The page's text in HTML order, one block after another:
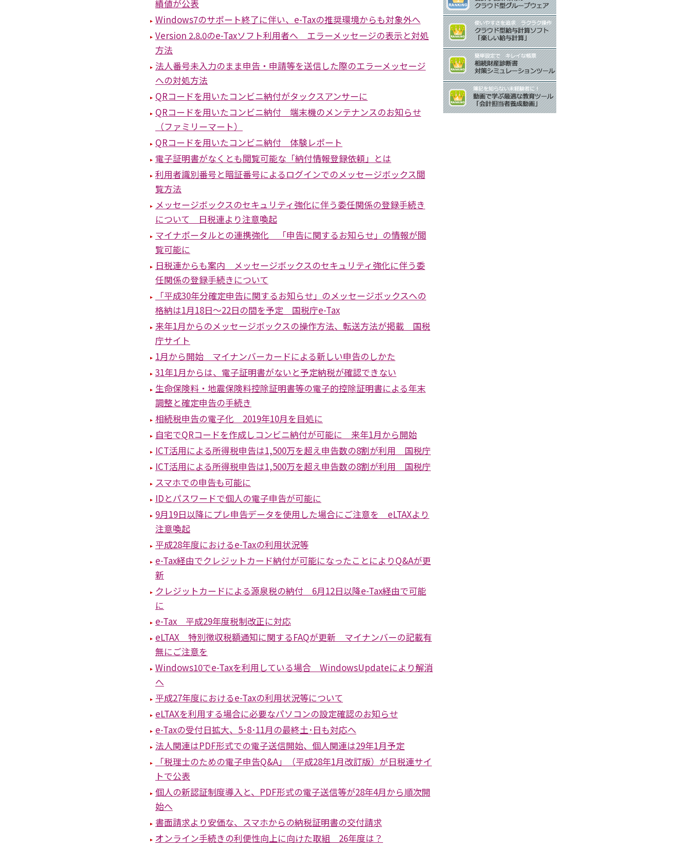
績値が公表
Windows7のサポート終了に伴い、e-Taxの推奨環境からも対象外へ
Version 2.8.0のe-Taxソフト利用者へ エラーメッセージの表示と対処
方法
法人番号未入力のまま申告・申請等を送信した際のエラーメッセージ
への対処方法
QRコードを用いたコンビニ納付がタックスアンサーに
QRコードを用いたコンビニ納付 端末機のメンテナンスのお知らせ
（ファミリーマート）
QRコードを用いたコンビニ納付 体験レポート
電子証明書がなくとも閲覧可能な「納付情報登録依頼」とは
利用者識別番号と暗証番号によるログインでのメッセージボックス閲
覧方法
メッセージボックスのセキュリティ強化に伴う委任関係の登録手続き
について 日税連より注意喚起
マイナポータルとの連携強化 「申告に関するお知らせ」の情報が閲
覧可能に
日税連からも案内 メッセージボックスのセキュリティ強化に伴う委
任関係の登録手続きについて
「平成30年分確定申告に関するお知らせ」のメッセージボックスへの
格納は1月18日～22日の間を予定 国税庁e-Tax
来年1月からのメッセージボックスの操作方法、転送方法が掲載 国税
庁サイト
1月から開始 マイナンバーカードによる新しい申告のしかた
31年1月からは、電子証明書がないと予定納税が確認できない
生命保険料・地震保険料控除証明書等の電子的控除証明書による年末
調整と確定申告の手続き
相続税申告の電子化 2019年10月を目処に
自宅でQRコードを作成しコンビニ納付が可能に 来年1月から開始
ICT活用による所得税申告は1,500万を超え申告数の8割が利用 国税庁
ICT活用による所得税申告は1,500万を超え申告数の8割が利用 国税庁
スマホでの申告も可能に
IDとパスワードで個人の電子申告が可能に
9月19日以降にプレ申告データを使用した場合にご注意を eLTAXより
注意喚起
平成28年度におけるe-Taxの利用状況等
e-Tax経由でクレジットカード納付が可能になったことによりQ&Aが更
新
クレジットカードによる源泉税の納付 6月12日以降e-Tax経由で可能
に
e-Tax 平成29年度税制改正に対応
eLTAX 特別徴収税額通知に関するFAQが更新 マイナンバーの記載有
無にご注意を
Windows10でe-Taxを利用している場合 WindowsUpdateにより解消
へ
平成27年度におけるe-Taxの利用状況等について
eLTAXを利用する場合に必要なパソコンの設定確認のお知らせ
e-Taxの受付日拡大、5･8･11月の最終土･日も対応へ
法人関連はPDF形式での電子送信開始、個人関連は29年1月予定
「税理士のための電子申告Q&A」（平成28年1月改訂版）が日税連サイ
トで公表
個人の新認証制度導入と、PDF形式の電子送信等が28年4月から順次開
始へ
書面請求より安価な、スマホからの納税証明書の交付請求
オンライン手続きの利便性向上に向けた取組 26年度は？